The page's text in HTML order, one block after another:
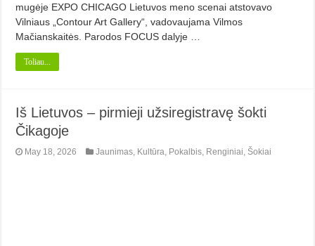
mugėje EXPO CHICAGO Lietuvos meno scenai atstovavo
Vilniaus „Contour Art Gallery“, vadovaujama Vilmos
Mačianskaitės. Parodos FOCUS dalyje …
Toliau...
Iš Lietuvos – pirmieji užsiregistravę šokti
Čikagoje
May 18, 2026 Jaunimas, Kultūra, Pokalbis, Renginiai, Šokiai